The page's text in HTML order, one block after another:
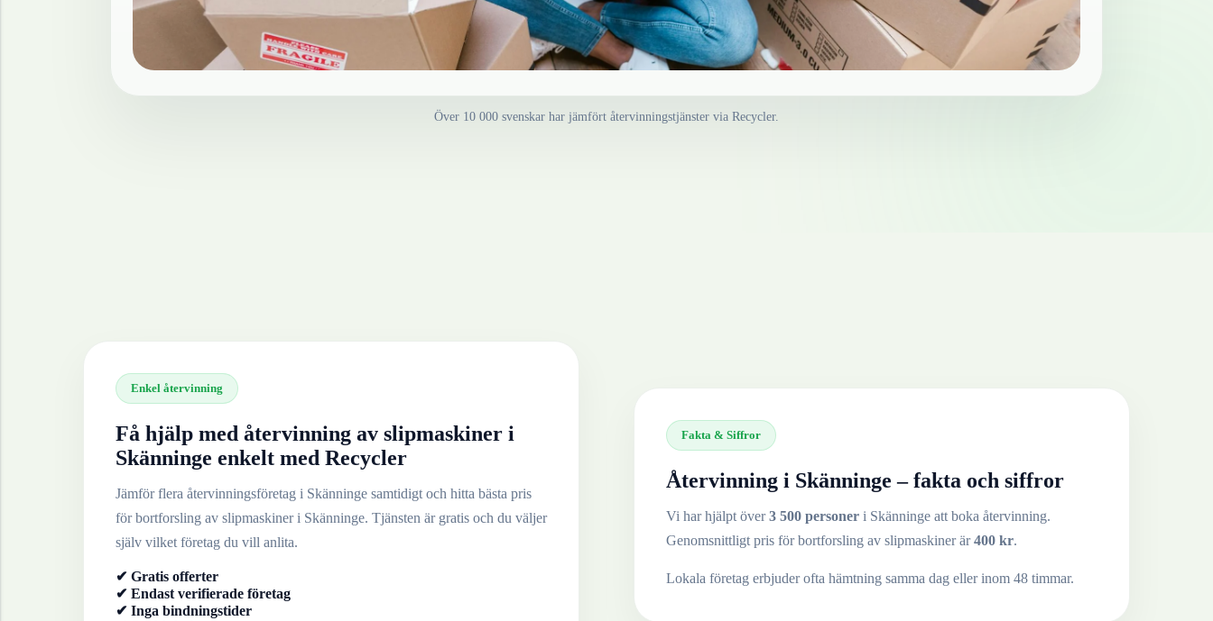
Över 10 000 svenskar har jämfört återvinningstjänster via Recycler.
Enkel återvinning
Få hjälp med återvinning av slipmaskiner i
Skänninge enkelt med Recycler
Jämför flera återvinningsföretag i Skänninge samtidigt och hitta bästa pris
för bortforsling av slipmaskineri Skänninge. Tjänsten är gratis och du väljer
själv vilket företag du vill anlita.
✔ Gratis offerter
✔ Endast verifierade företag
✔ Inga bindningstider
Fakta & Siffror
Återvinning i Skänninge – fakta och siffror
Vi har hjälpt över3 500 personer i Skänninge att boka återvinning.
Genomsnittligt pris för bortforsling av slipmaskinerär400 kr.
Lokala företag erbjuder ofta hämtning samma dag eller inom 48 timmar.